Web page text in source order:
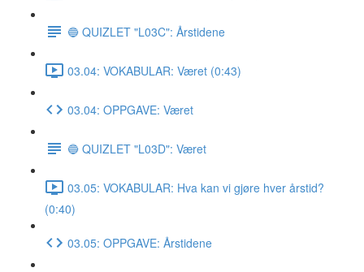
🔵 QUIZLET "L03C": Årstidene
03.04: VOKABULAR: Været (0:43)
03.04: OPPGAVE: Været
🔵 QUIZLET "L03D": Været
03.05: VOKABULAR: Hva kan vi gjøre hver årstid?
(0:40)
03.05: OPPGAVE: Årstidene